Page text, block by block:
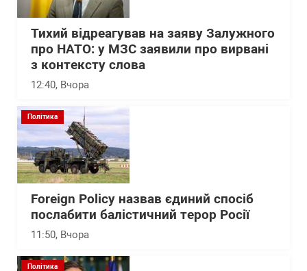
Тихий відреагував на заяву Залужного
про НАТО: у МЗС заявили про вирвані
з контексту слова
12:40, Вчора
Політика
Foreign Policy назвав єдиний спосіб
послабити балістичний терор Росії
11:50, Вчора
Політика